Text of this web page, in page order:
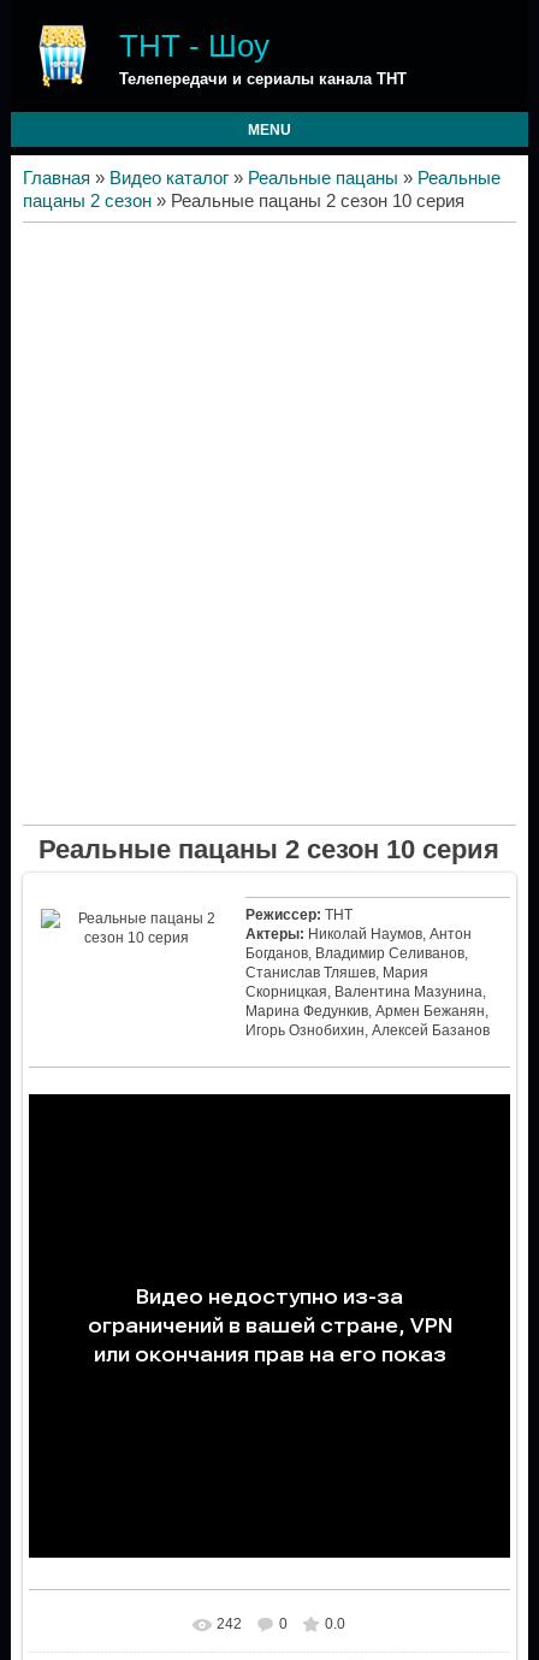
ТНТ - Шоу
Телепередачи и сериалы канала ТНТ
MENU
Главная » Видео каталог» Реальные пацаны » Реальные
пацаны 2 сезон» Реальные пацаны 2 сезон 10 серия
Реальные пацаны 2 сезон 10 серия
Режиссер: ТНТ
Актеры: Николай Наумов, Антон
Богданов, Владимир Селиванов,
Станислав Тляшев, Мария
Скорницкая, Валентина Мазунина,
Марина Федункив, Армен Бежанян,
Игорь Ознобихин, Алексей Базанов
242 0 0.0